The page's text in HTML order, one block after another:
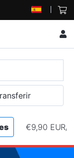
€9,90 EUR/